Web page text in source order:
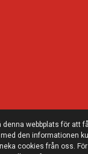
denna webbplats för att
den informationen
cookies från oss.